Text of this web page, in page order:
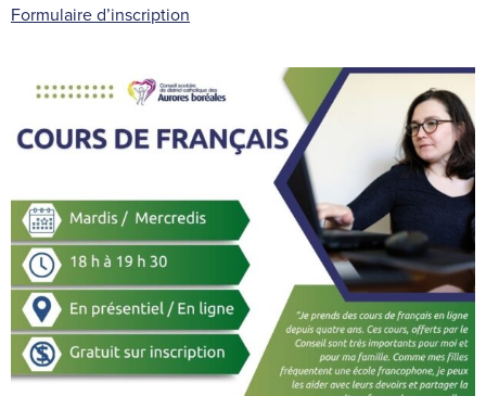
Formulaire d’inscription